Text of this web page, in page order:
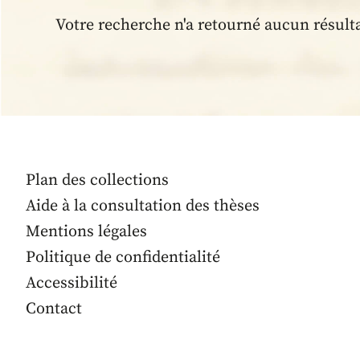
Votre recherche n'a retourné aucun
Plan des collections
Aide à la consultation des thèses
Mentions légales
Politique de confidentialité
Accessibilité
Contact